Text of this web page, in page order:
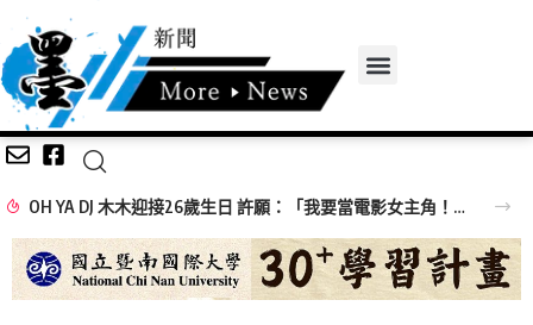
OH YA DJ 木木迎接26歲生日 許願：「我要當電影女主角！」